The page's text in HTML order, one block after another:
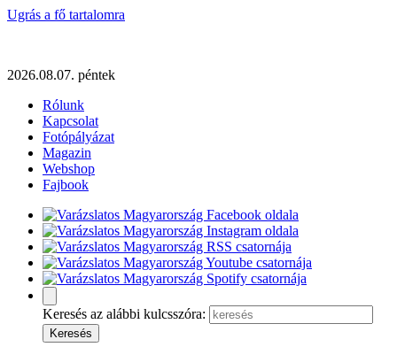
Ugrás a fő tartalomra
2026.08.07. péntek
Rólunk
Kapcsolat
Fotópályázat
Magazin
Webshop
Fajbook
Keresés az alábbi kulcsszóra: